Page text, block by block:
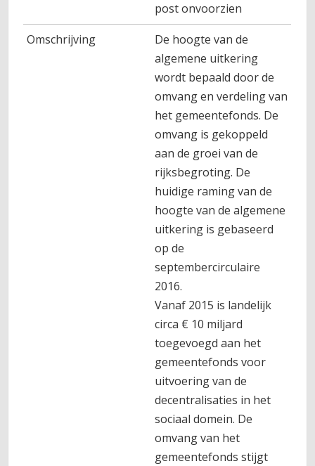
post onvoorzien
Omschrijving
De hoogte van de
algemene uitkering
wordt bepaald door de
omvang en verdeling van
het gemeentefonds. De
omvang is gekoppeld
aan de groei van de
rijksbegroting. De
huidige raming van de
hoogte van de algemene
uitkering is gebaseerd
op de
septembercirculaire
2016.
Vanaf 2015 is landelijk
circa € 10 miljard
toegevoegd aan het
gemeentefonds voor
uitvoering van de
decentralisaties in het
sociaal domein. De
omvang van het
gemeentefonds stijgt